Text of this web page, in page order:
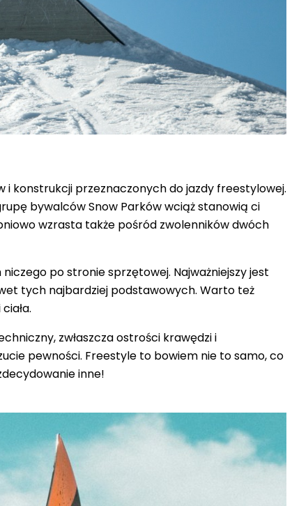
i konstrukcji przeznaczonych do jazdy freestylowej.
bywalców Snow Parków wciąż stanowią ci
wzrasta także pośród zwolenników dwóch
po stronie sprzętowej. Najważniejszy jest
tych najbardziej podstawowych. Warto też
zwłaszcza ostrości krawędzi i
pewności. Freestyle to bowiem nie to samo, co
inne!